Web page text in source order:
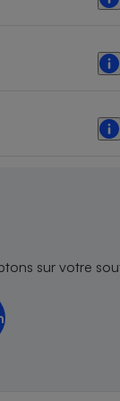
sur votre
mobile -
Antivirus
électrique